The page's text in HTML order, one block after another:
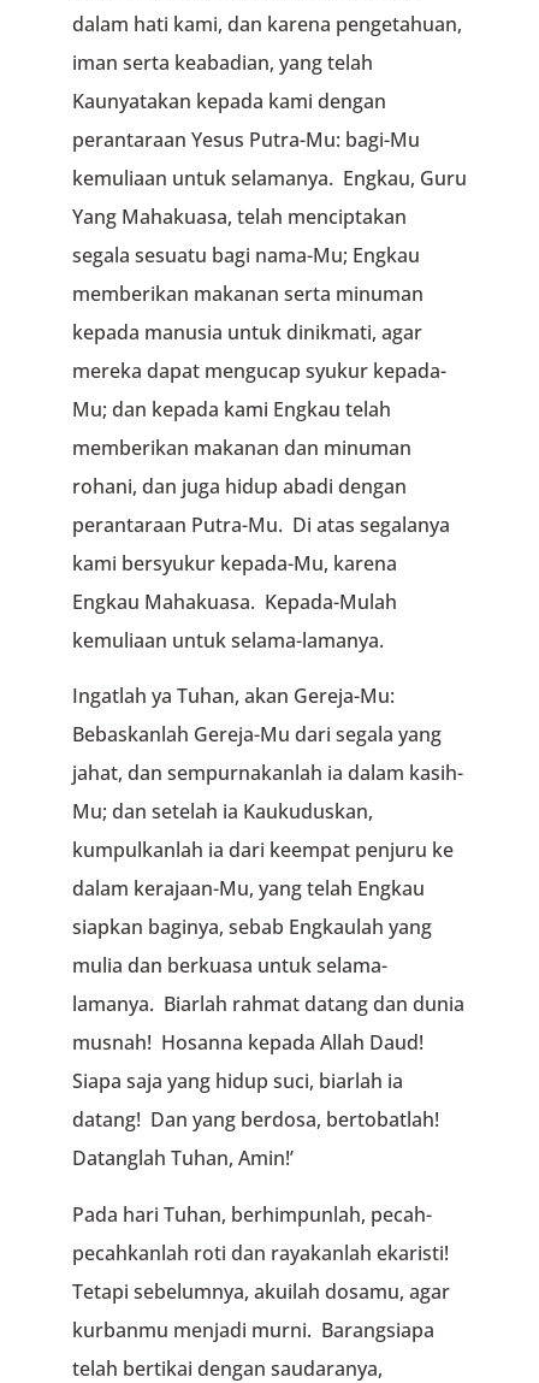
dalam hati kami, dan karena pengetahuan,
iman serta keabadian, yang telah
Kaunyatakan kepada kami dengan
perantaraan Yesus Putra-Mu: bagi-Mu
kemuliaan untuk selamanya. Engkau, Guru
Yang Mahakuasa, telah menciptakan
segala sesuatu bagi nama-Mu; Engkau
memberikan makanan serta minuman
kepada manusia untuk dinikmati, agar
mereka dapat mengucap syukur kepada-
Mu; dan kepada kami Engkau telah
memberikan makanan dan minuman
rohani, dan juga hidup abadi dengan
perantaraan Putra-Mu. Di atas segalanya
kami bersyukur kepada-Mu, karena
Engkau Mahakuasa. Kepada-Mulah
kemuliaan untuk selama-lamanya.
Ingatlah ya Tuhan, akan Gereja-Mu:
Bebaskanlah Gereja-Mu dari segala yang
jahat, dan sempurnakanlah ia dalam kasih-
Mu; dan setelah ia Kaukuduskan,
kumpulkanlah ia dari keempat penjuru ke
dalam kerajaan-Mu, yang telah Engkau
siapkan baginya, sebab Engkaulah yang
mulia dan berkuasa untuk selama-
lamanya. Biarlah rahmat datang dan dunia
musnah! Hosanna kepada Allah Daud!
Siapa saja yang hidup suci, biarlah ia
datang! Dan yang berdosa, bertobatlah!
Datanglah Tuhan, Amin!’
Pada hari Tuhan, berhimpunlah, pecah-
pecahkanlah roti dan rayakanlah ekaristi!
Tetapi sebelumnya, akuilah dosamu, agar
kurbanmu menjadi murni. Barangsiapa
telah bertikai dengan saudaranya,